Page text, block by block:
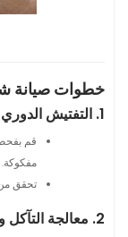
خطوات صيانة
1. التفتيش الدوري
قم
مفكوكة.
تحقق من
2. معالجة التآكل والصدأ